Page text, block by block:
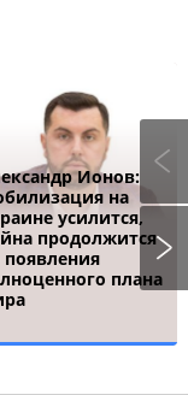
Ионов:
на
усилится,
продолжится
появления
плана